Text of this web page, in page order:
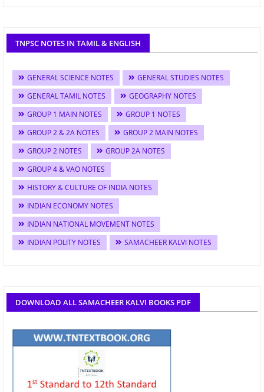
TNPSC NOTES IN TAMIL & ENGLISH
GENERAL SCIENCE NOTES
GENERAL STUDIES NOTES
GENERAL TAMIL NOTES
GEOGRAPHY NOTES
GROUP 1 MAIN NOTES
GROUP 1 NOTES
GROUP 2 & 2A NOTES
GROUP 2 MAIN NOTES
GROUP 2 NOTES
GROUP 2A NOTES
GROUP 4 & VAO NOTES
HISTORY & CULTURE OF INDIA NOTES
INDIAN ECONOMY NOTES
INDIAN NATIONAL MOVEMENT NOTES
INDIAN POLITY NOTES
SAMACHEER KALVI NOTES
DOWNLOAD ALL SAMACHEER KALVI BOOKS PDF